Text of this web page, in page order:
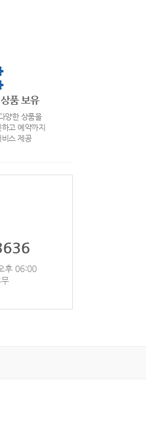
품 보유
양한 상품을
고 예약까지
스 제공
후 06:00